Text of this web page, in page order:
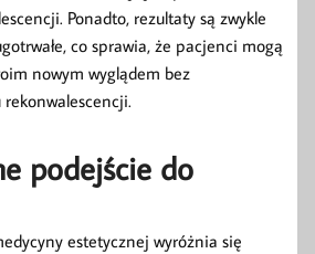
Ponadto, rezultaty są zwykle
co sprawia, że pacjenci mogą
nowym wyglądem bez
rekonwalescencji.
podejście do
estetycznej wyróżnia się